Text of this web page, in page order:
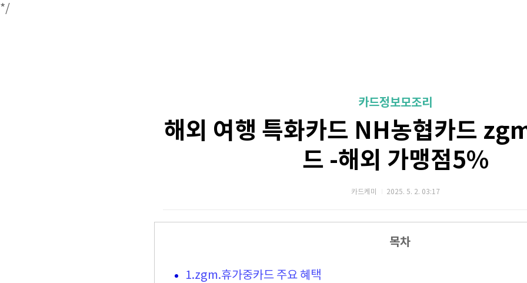
*/
카드정보모조리
해외 여행 특화카드 NH농협카드
드 -해외 가맹점5%
카드케미 2025. 5. 2. 03:17
목차
1.zgm.휴가중카드 주요 혜택